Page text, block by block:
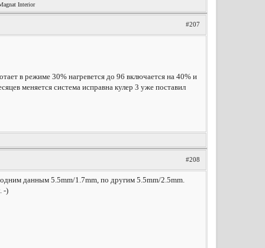
Interior
#207
в режиме 30% нагревется до 96 включается на 40% и
меняется система исправна кулер 3 уже поставил
#208
данным 5.5mm/1.7mm, по другим 5.5mm/2.5mm.
-)